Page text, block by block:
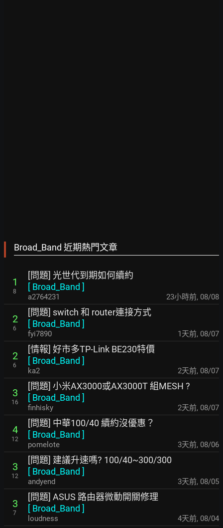
Broad_Band 近期熱門文章
1
8
[問題] 光世代到期如何續約
[ Broad_Band ]
a2764231 23小時前, 08/08
2
6
[問題] switch 和 router連接方式
[ Broad_Band ]
fyi7890 1天前, 08/07
2
6
[情報] 好市多TP-Link BE230特價
[ Broad_Band ]
ka2 2天前, 08/07
3
16
[問題] 小米AX3000或AX3000T 組MESH ?
[ Broad_Band ]
finhisky 2天前, 08/07
4
12
[問題] 中華100/40 續約沒優惠？
[ Broad_Band ]
pomelote 3天前, 08/06
3
12
[問題] 建議升速嗎? 100/40~300/300
[ Broad_Band ]
andyend 3天前, 08/05
3
7
[問題] ASUS 路由器微動開關修理
[ Broad_Band ]
loudness 4天前, 08/04